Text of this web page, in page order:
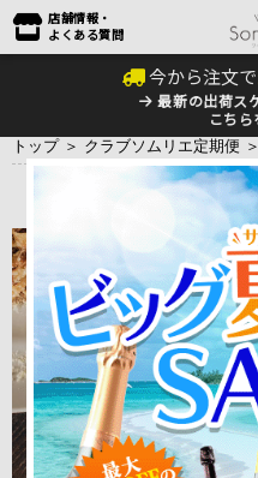
店舗情報・
よくある質問
今から注文で
最新の出荷ス
こち
トップ ＞ クラブソムリエ定期便 ＞
ソムリエ上
（1ヶ